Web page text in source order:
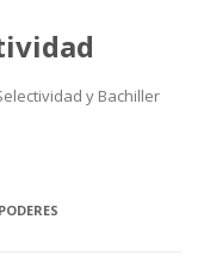
y Bachiller